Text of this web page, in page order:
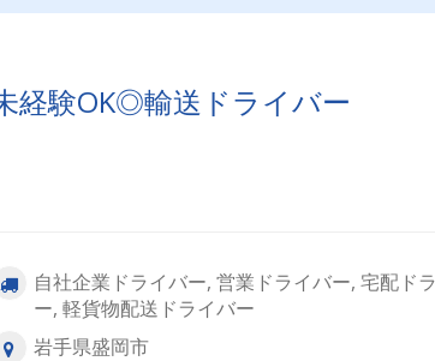
経験OK◎輸送ドライバー
自社企業ドライバー, 営業ドライバー, 宅配ド
ー, 軽貨物配送ドライバー
岩手県盛岡市